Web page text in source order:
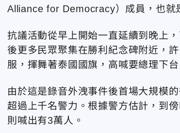
Alliance for Democracy）成員，也就
抗議活動從早上開始一直延續到晚上
後更多民眾聚集在勝利紀念碑附近，
服，揮舞著泰國國旗，高喊要總理下
由於這是錄音外洩事件後首場大規模
超過上千名警力。根據警方估計，到
則喊出有3萬人。